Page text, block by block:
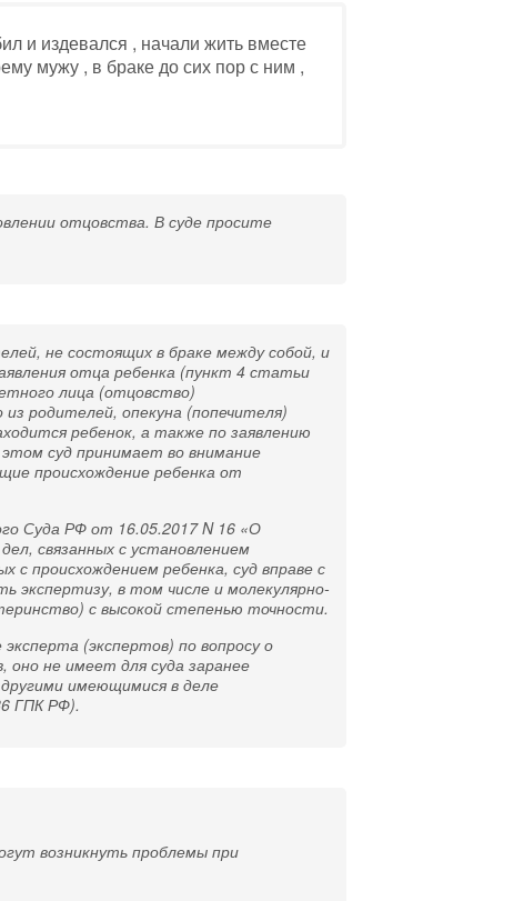
и издевался , начали жить вместе
мужу , в браке до сих пор с ним ,
отцовства. В суде просите
не состоящих в браке между собой, и
отца ребенка (пункт 4 статьи
лица (отцовство)
родителей, опекуна (попечителя)
ребенок, а также по заявлению
суд принимает во внимание
происхождение ребенка от
Суда РФ от 16.05.2017 N 16 «О
связанных с установлением
с происхождением ребенка, суд вправе с
экспертизу, в том числе и молекулярно-
с высокой степенью точности.
(экспертов) по вопросу о
оно не имеет для суда заранее
имеющимися в деле
ГПК РФ).
возникнуть проблемы при